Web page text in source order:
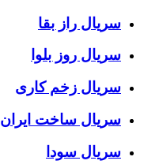
سریال راز بقا
سریال روز بلوا
سریال زخم کاری
سریال ساخت ایران 3
سریال سودا